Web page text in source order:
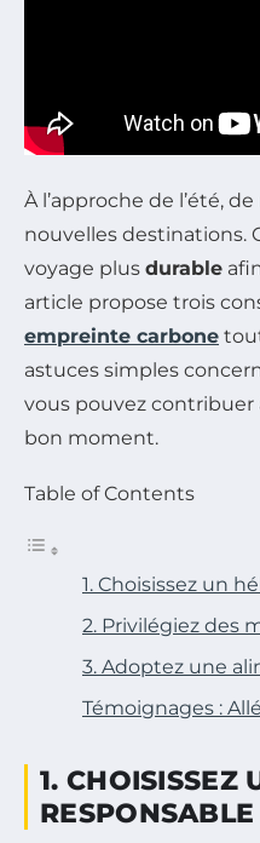
À l’approche de l’été,
nouvelles destinations.
voyage plus durable
article propose trois
empreinte carbone
astuces simples
vous pouvez
bon moment.
Table of Contents
1. Choisissez un
2. Privilégiez des
3. Adoptez une
Témoignages :
1. CHOISISSEZ
RESPONSABLE